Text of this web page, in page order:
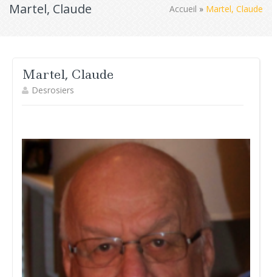
Martel, Claude Accueil » Martel, Claude
Martel, Claude
Desrosiers